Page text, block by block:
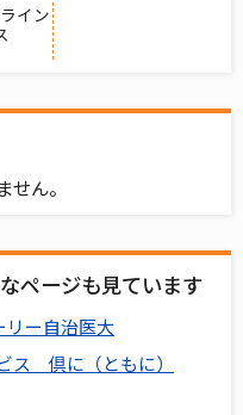
イン
ん。
ページも見ています
ー自治医大
ス 倶に（ともに）